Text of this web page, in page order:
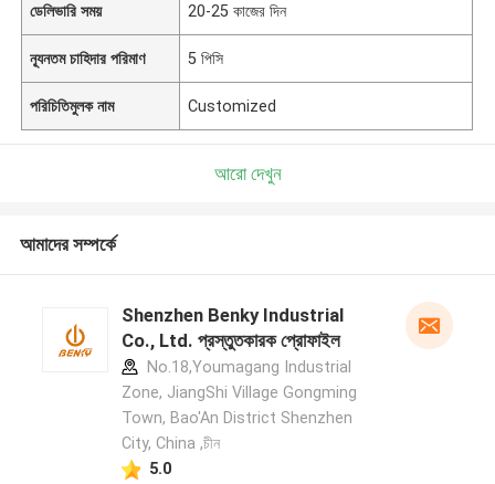
ডেলিভারি সময় 20-25 কাজের দিন
ন্যূনতম চাহিদার পরিমাণ 5 পিসি
পরিচিতিমুলক নাম Customized
আরো দেখুন
আমাদের সম্পর্কে
Shenzhen Benky Industrial
Co., Ltd. প্রস্তুতকারক প্রোফাইল
No.18,Youmagang Industrial
Zone, JiangShi Village Gongming
Town, Bao'An District Shenzhen
City, China ,চীন
5.0